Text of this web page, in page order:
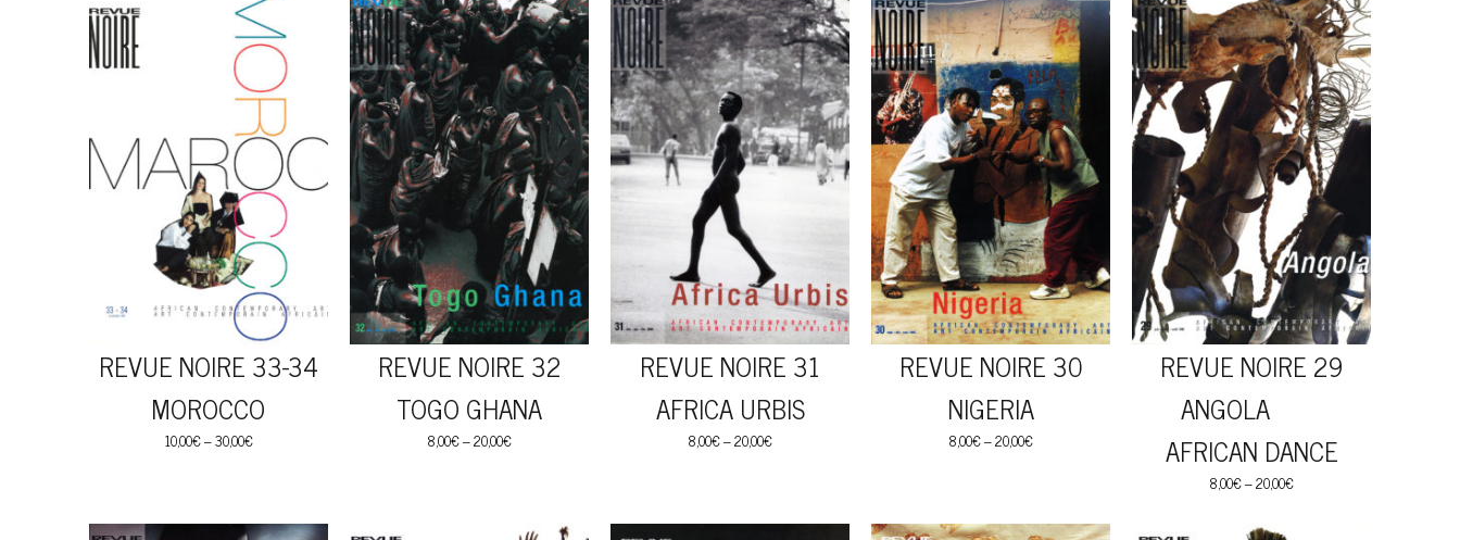
REVUE NOIRE 33-34
MOROCCO
10,00€–30,00€
REVUE NOIRE 32
TOGO GHANA
8,00€–20,00€
REVUE NOIRE 31
AFRICA URBIS
8,00€–20,00€
REVUE NOIRE 30
NIGERIA
8,00€–20,00€
REVUE NOIRE 29
ANGOLA
AFRICAN DANCE
8,00€–20,00€